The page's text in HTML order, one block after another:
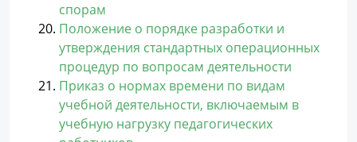
спорам
Положение о порядке разработки и
утверждения стандартных операционных
процедур по вопросам деятельности
Приказ о нормах времени по видам
учебной деятельности, включаемым в
учебную нагрузку педагогических